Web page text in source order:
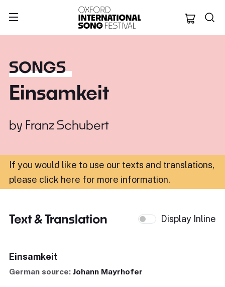
Oxford
SONGS
Einsamkeit
by Franz Schubert
If you would like to use our texts and translations,
please click here for more information.
Text & Translation Display Inline
Einsamkeit
German source: Johann Mayrhofer